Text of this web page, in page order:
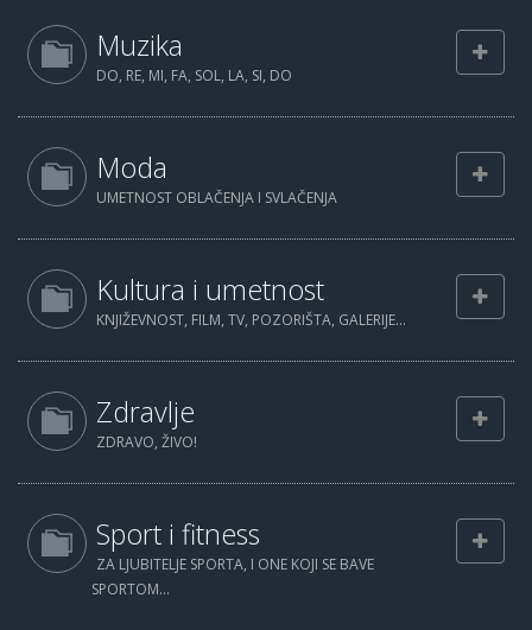
Muzika
DO, RE, MI, FA, SOL, LA, SI, DO
Moda
UMETNOST OBLAČENJA I SVLAČENJA
Kultura i umetnost
KNJIŽEVNOST, FILM, TV, POZORIŠTA, GALERIJE...
Zdravlje
ZDRAVO, ŽIVO!
Sport i fitness
ZA LJUBITELJE SPORTA, I ONE KOJI SE BAVE
SPORTOM...